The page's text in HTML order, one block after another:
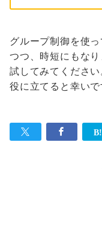
グループ制御を使
つつ、時短にもな
試してみてくださ
役に立てると幸いで